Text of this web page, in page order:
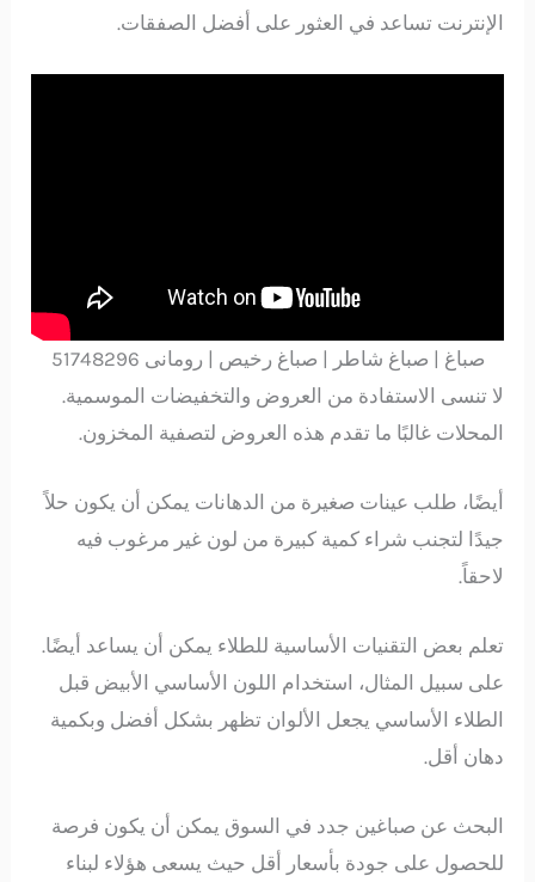
الإنترنت تساعد في العثور على أفضل الصفقات.
صباغ | صباغ شاطر | صباغ رخيص | رومانى 51748296
لا تنسى الاستفادة من العروض والتخفيضات الموسمية.
المحلات غالبًا ما تقدم هذه العروض لتصفية المخزون.
أيضًا، طلب عينات صغيرة من الدهانات يمكن أن يكون حلاً
جيدًا لتجنب شراء كمية كبيرة من لون غير مرغوب فيه
لاحقاً.
تعلم بعض التقنيات الأساسية للطلاء يمكن أن يساعد أيضًا.
على سبيل المثال، استخدام اللون الأساسي الأبيض قبل
الطلاء الأساسي يجعل الألوان تظهر بشكل أفضل وبكمية
دهان أقل.
البحث عن صباغين جدد في السوق يمكن أن يكون فرصة
للحصول على جودة بأسعار أقل حيث يسعى هؤلاء لبناء